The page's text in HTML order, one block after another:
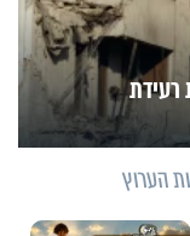
רעידת
הערוץ